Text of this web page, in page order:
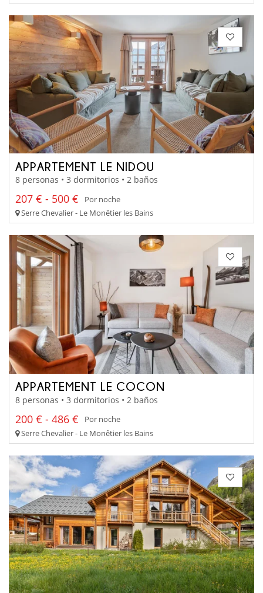
APPARTEMENT LE NIDOU
8 personas • 3 dormitorios • 2 baños
207 € - 500 €
Por noche
Serre Chevalier - Le Monêtier les Bains
APPARTEMENT LE COCON
8 personas • 3 dormitorios • 2 baños
200 € - 486 €
Por noche
Serre Chevalier - Le Monêtier les Bains